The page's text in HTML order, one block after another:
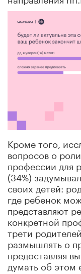
Кроме того,
вопросов о
профессии для
(34%)
своих детей:
где ребенок
представляют
конкретной
трети
размышлять о
предоставляя
думать об этом